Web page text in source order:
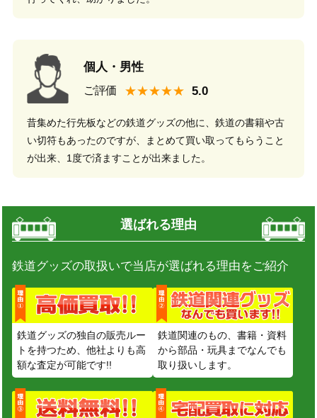
個人・男性
ご評価 ★★★★★
昔集めた行先板などの鉄道グッズの他に、鉄道の書籍や古
い切符もあったのですが、まとめて買い取ってもらうこと
が出来、1度で済ますことが出来ました。
選ばれる理由
鉄道グッズの取扱いで当店が選ばれる理由をご紹介
鉄道グッズの独自の販売ルー
トを持つため、他社よりも高
額な査定が可能です!!
鉄道関連のもの、書籍・資料
から部品・玩具までなんでも
取り扱いします。